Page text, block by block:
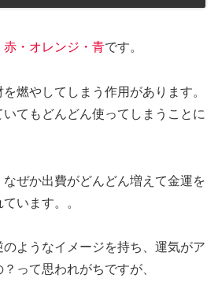
赤・オレンジ・青です。
燃やしてしまう作用があります。
てもどんどん使ってしまうことに
ぜか出費がどんどん増えて金運を
います。。
ようなイメージを持ち、運気がア
って思われがちですが、